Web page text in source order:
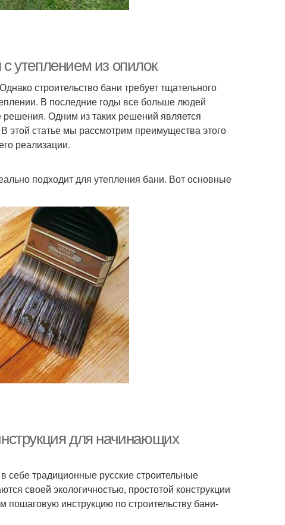
утеплением из опилок
строительство бани требует тщательного
В последние годы все больше людей
Одним из таких решений является
этой статье мы рассмотрим преимущества этого
реализации.
подходит для утепления бани. Вот основные
для начинающих
себе традиционные русские строительные
своей экологичностью, простотой конструкции
пошаговую инструкцию по строительству бани-